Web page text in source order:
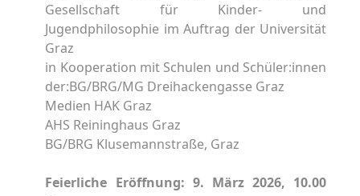
Gesellschaft für Kinder- und
Jugendphilosophie im Auftrag der Universität
Graz
in Kooperation mit Schulen und Schüler:innen
der:BG/BRG/MG Dreihackengasse Graz
Medien HAK Graz
AHS Reininghaus Graz
BG/BRG Klusemannstraße, Graz
Feierliche Eröffnung: 9. März 2026, 10.00